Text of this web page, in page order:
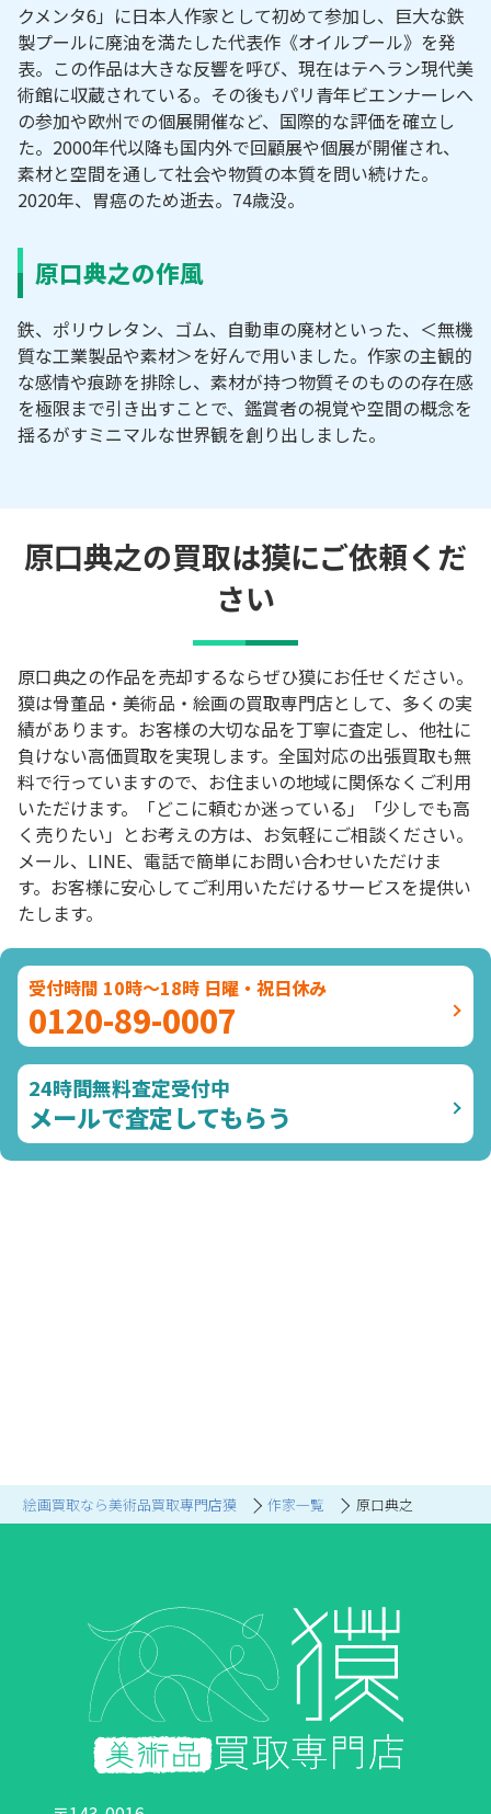
絵画買取なら美術品買取専門店獏 作家一覧 原口典之
クメンタ6」に日本人作家として初めて参加し、巨大な鉄
製プールに廃油を満たした代表作《オイルプール》を発
表。この作品は大きな反響を呼び、現在はテヘラン現代美
術館に収蔵されている。その後もパリ青年ビエンナーレへ
の参加や欧州での個展開催など、国際的な評価を確立し
た。2000年代以降も国内外で回顧展や個展が開催され、
素材と空間を通して社会や物質の本質を問い続けた。
2020年、胃癌のため逝去。74歳没。
原口典之の作風
鉄、ポリウレタン、ゴム、自動車の廃材といった、＜無機
質な工業製品や素材＞を好んで用いました。作家の主観的
な感情や痕跡を排除し、素材が持つ物質そのものの存在感
を極限まで引き出すことで、鑑賞者の視覚や空間の概念を
揺るがすミニマルな世界観を創り出しました。
原口典之の買取は獏にご依頼くだ
さい
原口典之の作品を売却するならぜひ獏にお任せください。
獏は骨董品・美術品・絵画の買取専門店として、多くの実
績があります。お客様の大切な品を丁寧に査定し、他社に
負けない高価買取を実現します。全国対応の出張買取も無
料で行っていますので、お住まいの地域に関係なくご利用
いただけます。「どこに頼むか迷っている」「少しでも高
く売りたい」とお考えの方は、お気軽にご相談ください。
メール、LINE、電話で簡単にお問い合わせいただけま
す。お客様に安心してご利用いただけるサービスを提供い
たします。
受付時間 10時～18時 日曜・祝日休み
0120-89-0007
24時間無料査定受付中
メールで査定してもらう